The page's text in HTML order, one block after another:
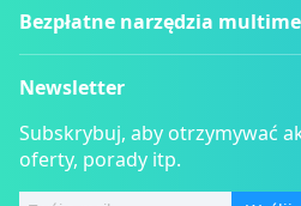
Bezpłatne narzędzia
Newsletter
Subskrybuj, aby otrzymywać
oferty, porady itp.